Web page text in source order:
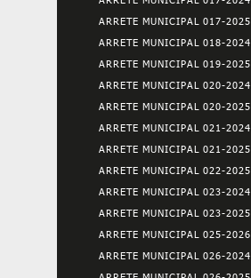
ARRETE MUNICIPAL 017-2025
ARRETE MUNICIPAL 018-2024
ARRETE MUNICIPAL 019-2025
ARRETE MUNICIPAL 020-2024
ARRETE MUNICIPAL 020-2025
ARRETE MUNICIPAL 021-2024
ARRETE MUNICIPAL 021-2025
ARRETE MUNICIPAL 022-2025
ARRETE MUNICIPAL 023-2024
ARRETE MUNICIPAL 023-2025
ARRETE MUNICIPAL 025-2026
ARRETE MUNICIPAL 026-2024